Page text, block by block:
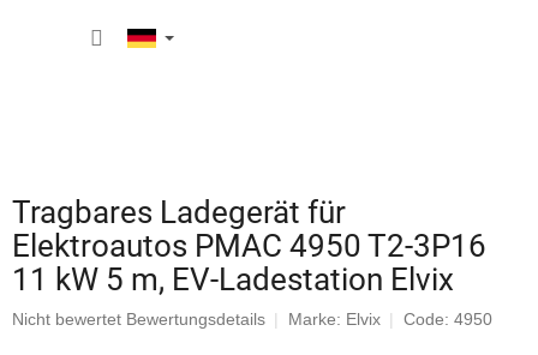
Tragbares Ladegerät für
Elektroautos PMAC 4950 T2-3P16
11 kW 5 m, EV-Ladestation Elvix
Die
Nicht bewertet Bewertungsdetails Marke: Elvix Code: 4950